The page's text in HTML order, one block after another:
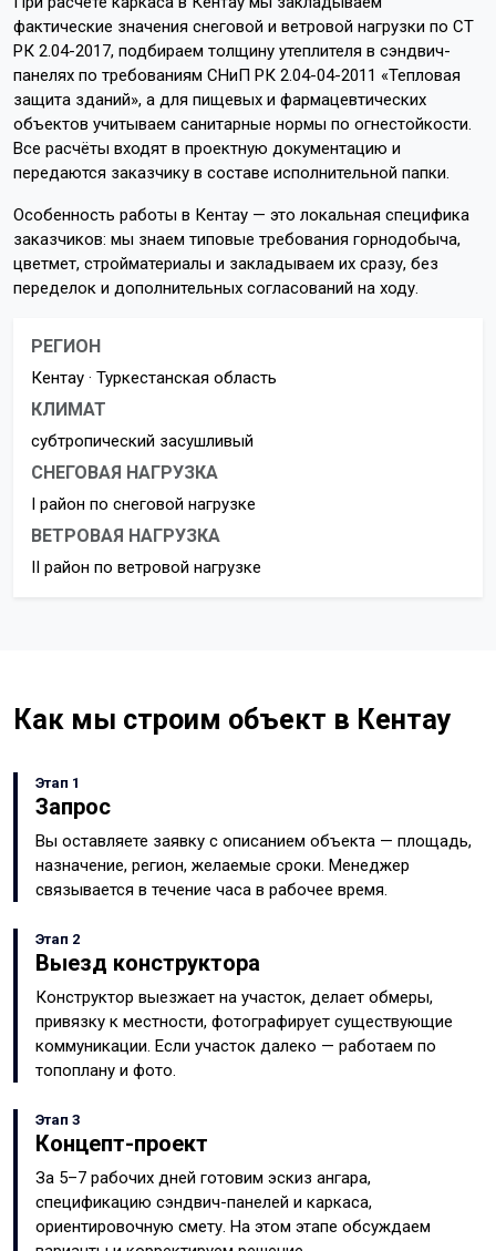
фактические значения снеговой и ветровой нагрузки по СТ
РК 2.04-2017, подбираем толщину утеплителя в сэндвич-
панелях по требованиям СНиП РК 2.04-04-2011 «Тепловая
защита зданий», а для пищевых и фармацевтических
объектов учитываем санитарные нормы по огнестойкости.
Все расчёты входят в проектную документацию и
передаются заказчику в составе исполнительной папки.
Особенность работы в Кентау — это локальная специфика
заказчиков: мы знаем типовые требования горнодобыча,
цветмет, стройматериалы и закладываем их сразу, без
переделок и дополнительных согласований на ходу.
РЕГИОН
Кентау · Туркестанская область
КЛИМАТ
субтропический засушливый
СНЕГОВАЯ НАГРУЗКА
I район по снеговой нагрузке
ВЕТРОВАЯ НАГРУЗКА
II район по ветровой нагрузке
Как мы строим объект в Кентау
Этап 1
Запрос
Вы оставляете заявку с описанием объекта — площадь,
назначение, регион, желаемые сроки. Менеджер
связывается в течение часа в рабочее время.
Этап 2
Выезд конструктора
Конструктор выезжает на участок, делает обмеры,
привязку к местности, фотографирует существующие
коммуникации. Если участок далеко — работаем по
топоплану и фото.
Этап 3
Концепт-проект
За 5–7 рабочих дней готовим эскиз ангара,
спецификацию сэндвич-панелей и каркаса,
ориентировочную смету. На этом этапе обсуждаем